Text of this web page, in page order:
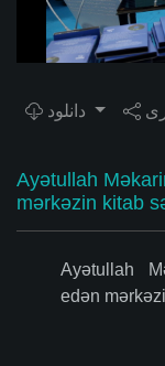
Ayətullah
mərkəzin kitab
Ayətullah
edən